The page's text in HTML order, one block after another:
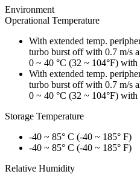
Environment
Operational Temperature
With extended temp.
turbo burst off with 0.7 m/s
0 ~ 40 °C (32 ~ 104°F)
With extended temp.
turbo burst off with 0.7 m/s
0 ~ 40 °C (32 ~ 104°F)
Storage Temperature
-40 ~ 85° C (-40 ~ 185° F)
-40 ~ 85° C (-40 ~ 185° F)
Relative Humidity